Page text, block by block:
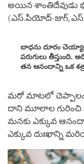
అయిన శాంతిదేవుడు
(ఎస్.పియోద్-జుగ్,
బాధను దూరం
పరుగులు తీస్తుంది.
తన ఆనందాన్ని ఒక
మరో మాటలో చెప్పాలంటే,
దాని మూలాల
మనకు ఎక్కువ
ఎక్కువ దుఃఖాన్ని